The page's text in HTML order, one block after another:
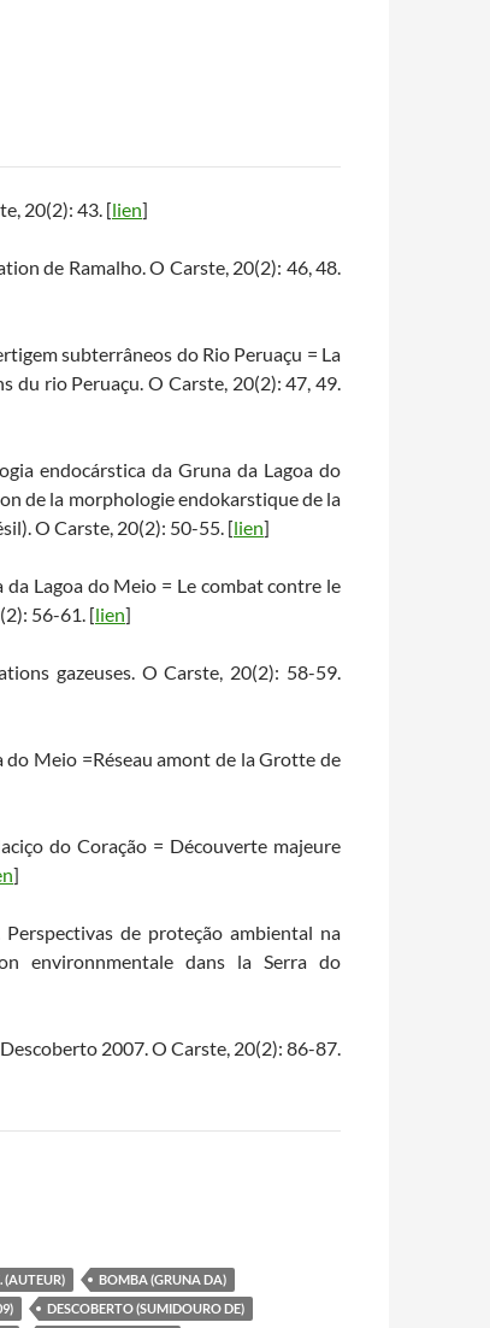
20(2): 43. [lien]
de Ramalho. O Carste, 20(2): 46, 48.
subterrâneos do Rio Peruaçu = La
du rio Peruaçu. O Carste, 20(2): 47, 49.
endocárstica da Gruna da Lagoa do
de la morphologie endokarstique de la
O Carste, 20(2): 50-55. [lien]
Lagoa do Meio = Le combat contre le
56-61. [lien]
gazeuses. O Carste, 20(2): 58-59.
do Meio =Réseau amont de la Grotte de
do Coração = Découverte majeure
]
de proteção ambiental na
environnmentale dans la Serra do
2007. O Carste, 20(2): 86-87.
(AUTEUR)
BOMBA (GRUNA DA)
DESCOBERTO (SUMIDOURO DE)